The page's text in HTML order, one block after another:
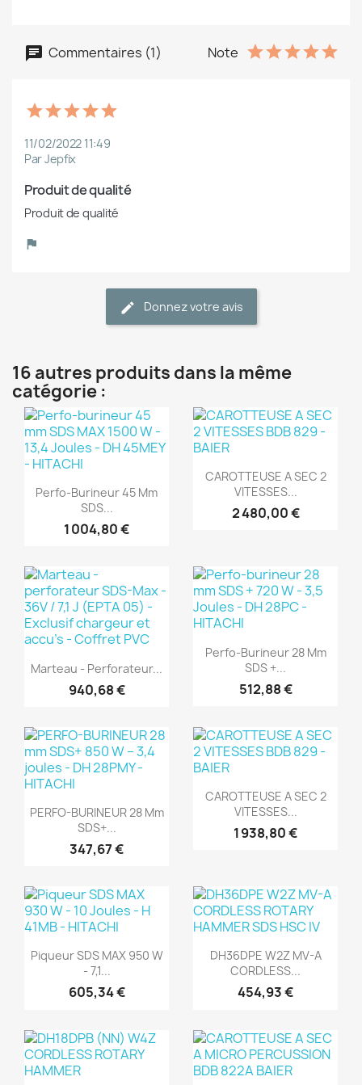
Commentaires (1) Note
11/02/2022 11:49
Par Jepfix
Produit de qualité
Produit de qualité
Donnez votre avis
16 autres produits dans la même
catégorie :
Aperçu rapide
Perfo-Burineur 45 Mm
SDS...
1 004,80 €
Aperçu rapide
CAROTTEUSE A SEC 2
VITESSES...
2 480,00 €
Aperçu rapide
Marteau - Perforateur...
940,68 €
(1)
Aperçu rapide
Perfo-Burineur 28 Mm
SDS +...
512,88 €
Aperçu rapide
PERFO-BURINEUR 28 Mm
SDS+...
347,67 €
Aperçu rapide
CAROTTEUSE A SEC 2
VITESSES...
1 938,80 €
Aperçu rapide
Piqueur SDS MAX 950 W
- 7,1...
605,34 €
Aperçu rapide
DH36DPE W2Z MV-A
CORDLESS...
454,93 €
(1)